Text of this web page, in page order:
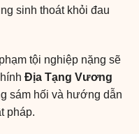
sinh thoát khỏi đau
tội nghiệp nặng sẽ
Địa Tạng Vương
sám hối và hướng dẫn
pháp.